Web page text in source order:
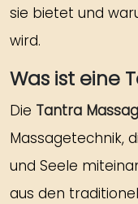
sie bietet und
wird.
Was ist eine
Die Tantra
Massagetechnik,
und Seele
aus den